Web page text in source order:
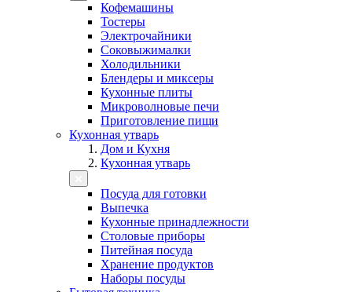
Кофемашины
Тостеры
Электрочайники
Соковыжималки
Холодильники
Блендеры и миксеры
Кухонные плиты
Микроволновые печи
Приготовление пищи
Кухонная утварь
Дом и Кухня
Кухонная утварь
Посуда для готовки
Выпечка
Кухонные принадлежности
Столовые приборы
Питейная посуда
Хранение продуктов
Наборы посуды